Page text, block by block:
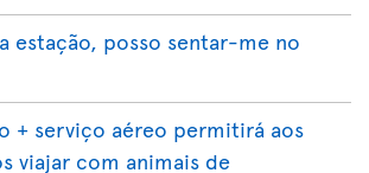
estação, posso sentar-me no
+ serviço aéreo permitirá aos
viajar com animais de